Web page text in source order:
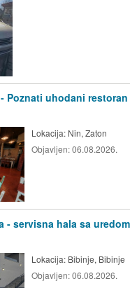
- Poznati uhodani
Lokacija: Nin, Zaton
Objavljen:06.08.2026.
- servisna hala sa
Lokacija: Bibinje, Bibinje
Objavljen:06.08.2026.